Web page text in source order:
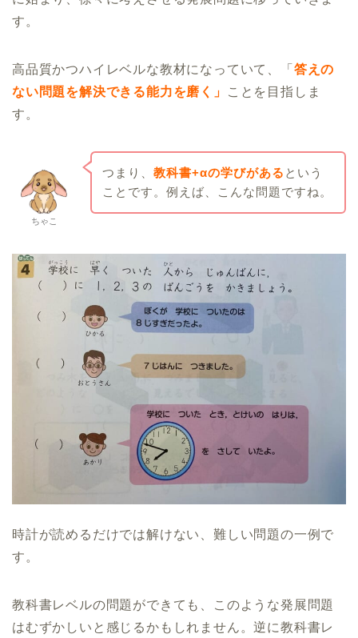
す。
高品質かつハイレベルな教材になっていて、「 答えの
ない問題を解決できる能力を磨く」
ことを目指しま
す。
ちゃこ
つまり、 教科書+αの学びがある という
ことです。例えば、こんな問題ですね。
時計が読めるだけでは解けない、難しい問題の一例で
す。
教科書レベルの問題ができても、このような発展問題
はむずかしいと感じるかもしれません。逆に教科書レ